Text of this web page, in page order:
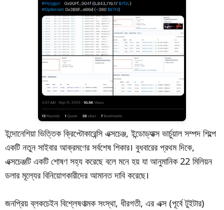
ইন্দোনেশিয়া ভিত্তিক ক্রিপ্টোকারেন্সি এক্সচেঞ্জ, ইন্ডোড্যাক্স ভার্চুয়াল সম্পদ শিল্পে
একটি নতুন সাইবার আক্রমণের সর্বশেষ শিকার। বুধবারের প্রথম দিকে,
এক্সচেঞ্জটি একটি শোষণ সহ্য করেছে বলে মনে হয় যা আনুমানিক 22 মিলিয়ন
ডলার মূল্যের বিনিয়োগকারীদের আমানত দাবি করেছে।
জনপ্রিয় ব্লকচেইন বিশ্লেষণাত্মক সংস্থা, ধীরগতী, এর এক্স (পূর্বে টুইটার)